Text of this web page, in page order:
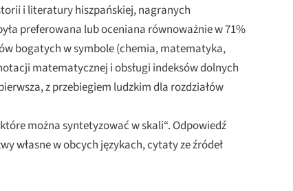
i literatury hiszpańskiej, nagranych
preferowana lub oceniana równoważnie w 71%
bogatych w symbole (chemia, matematyka,
matematycznej i obsługi indeksów dolnych
z przebiegiem ludzkim dla rozdziałów
można syntetyzować w skali“. Odpowiedź
własne w obcych językach, cytaty ze źródeł